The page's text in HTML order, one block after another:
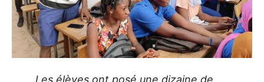
Les élèves ont posé une dizaine de